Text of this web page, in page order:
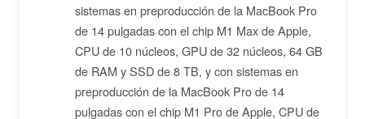
sistemas en preproducción de la MacBook Pro
de 14 pulgadas con el chip M1 Max de Apple,
CPU de 10 núcleos, GPU de 32 núcleos, 64 GB
de RAM y SSD de 8 TB, y con sistemas en
preproducción de la MacBook Pro de 14
pulgadas con el chip M1 Pro de Apple, CPU de